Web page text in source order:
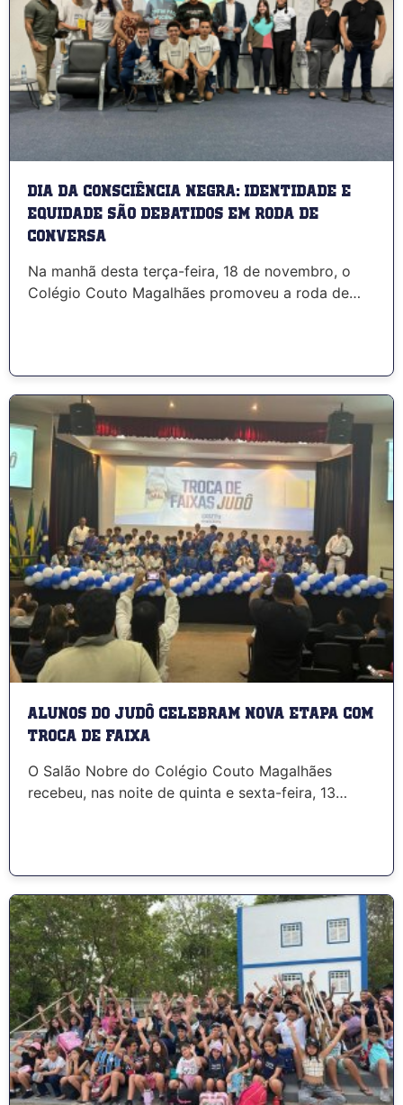
Dia da Consciência Negra: identidade e
equidade são debatidos em roda de
conversa
Na manhã desta terça-feira, 18 de novembro, o
Colégio Couto Magalhães promoveu a roda de…
Alunos do Judô celebram nova etapa com
troca de faixa
O Salão Nobre do Colégio Couto Magalhães
recebeu, nas noite de quinta e sexta-feira, 13…